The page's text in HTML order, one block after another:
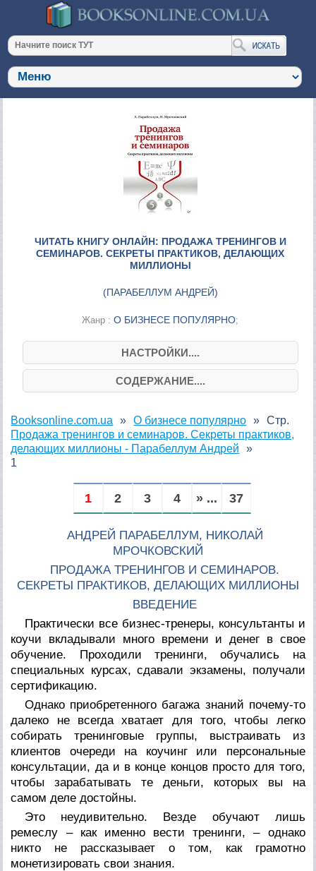
ЧИТАТЬ КНИГУ ОНЛАЙН: ПРОДАЖА ТРЕНИНГОВ И
СЕМИНАРОВ. СЕКРЕТЫ ПРАКТИКОВ, ДЕЛАЮЩИХ
МИЛЛИОНЫ
(ПАРАБЕЛЛУМ АНДРЕЙ)
Жанр :О БИЗНЕСЕ ПОПУЛЯРНО;
НАСТРОЙКИ....
СОДЕРЖАНИЕ....
Booksonline.com.ua
О бизнесе популярно
Продажа тренингов и семинаров. Секреты практиков,
делающих миллионы - Парабеллум Андрей
Стр.
1
1 2 3 4 » ... 37
АНДРЕЙ ПАРАБЕЛЛУМ, НИКОЛАЙ
МРОЧКОВСКИЙ
ПРОДАЖА ТРЕНИНГОВ И СЕМИНАРОВ.
СЕКРЕТЫ ПРАКТИКОВ, ДЕЛАЮЩИХ МИЛЛИОНЫ
ВВЕДЕНИЕ
Практически все бизнес-тренеры, консультанты и
коучи вкладывали много времени и денег в свое
обучение. Проходили тренинги, обучались на
специальных курсах, сдавали экзамены, получали
сертификацию.
Однако приобретенного багажа знаний почему-то
далеко не всегда хватает для того, чтобы легко
собирать тренинговые группы, выстраивать из
клиентов очереди на коучинг или персональные
консультации, да и в конце концов просто для того,
чтобы зарабатывать те деньги, которых вы на
самом деле достойны.
Это неудивительно. Везде обучают лишь
ремеслу – как именно вести тренинги, – однако
никто не рассказывает о том, как грамотно
монетизировать свои знания.